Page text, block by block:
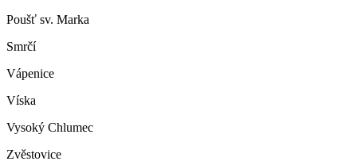
Poušť sv. Marka
Smrčí
Vápenice
Víska
Vysoký Chlumec
Zvěstovice